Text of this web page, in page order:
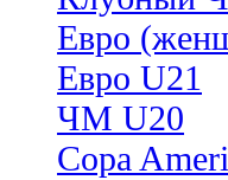
Евро
Евро U21
ЧМ U20
Copa